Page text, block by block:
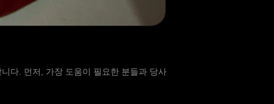
다. 먼저, 가장 도움이 필요한 분들과 당사